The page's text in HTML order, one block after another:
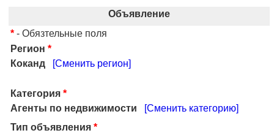
Объявление
* - Обязтельные поля
Регион *
Коканд
[Сменить регион]
Категория *
Агенты по недвижимости
[Сменить категорию]
Тип объявления *